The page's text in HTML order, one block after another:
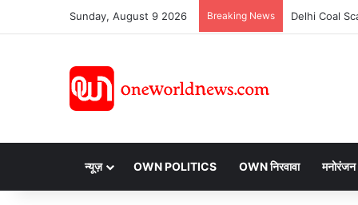
Sunday, August 9 2026 Breaking News
न्यूज़ OWN POLITICS OWN निरवावा मनोरंजन